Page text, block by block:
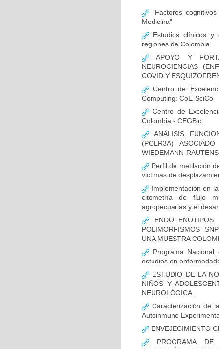
“Factores
Medicina"
Estudios clínicos y
regiones de Colombia
APOYO Y
NEUROCIENCIAS
COVID Y
Centro de
Computing: CoE-SciCo
Centro de
Colombia - CEGBio
ANÁLISIS
(POLR3A)
WIEDEMANN-
Perfil de metilación
victimas de
Implementación en
citometría de flujo
agropecuarias y el
POLIMORFISMOS -
UNA MUESTRA
Programa Nacional
estudios en
ESTUDIO DE LA
NIÑOS Y
NEUROLÓGICA.
Caracterización de
Autoinmune
ENVEJECIMIENTO
PROGRAMA DE